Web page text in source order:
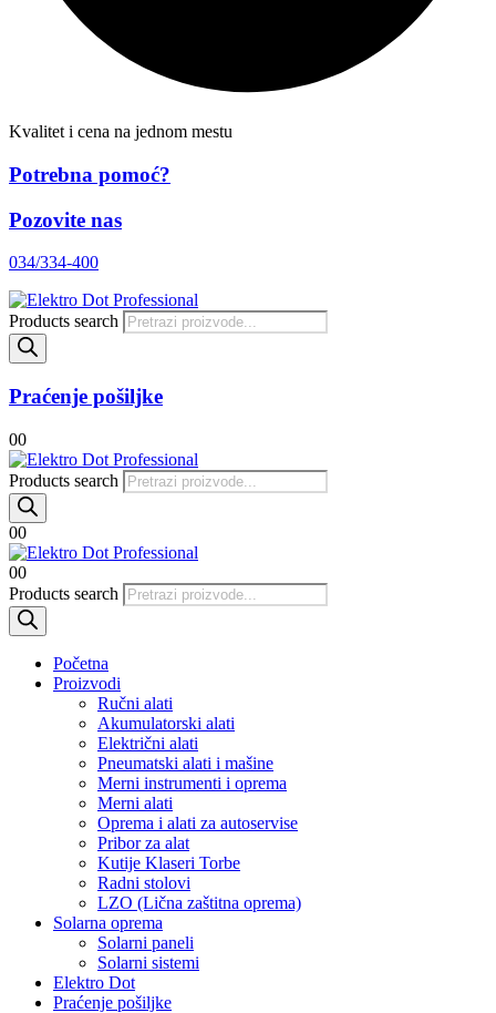
Kvalitet i cena na jednom mestu
Potrebna pomoć?
Pozovite nas
034/334-400
Products search
Praćenje pošiljke
00
Products search
00
00
Products search
Početna
Proizvodi
Ručni alati
Akumulatorski alati
Električni alati
Pneumatski alati i mašine
Merni instrumenti i oprema
Merni alati
Oprema i alati za autoservise
Pribor za alat
Kutije Klaseri Torbe
Radni stolovi
LZO (Lična zaštitna oprema)
Solarna oprema
Solarni paneli
Solarni sistemi
Elektro Dot
Praćenje pošiljke